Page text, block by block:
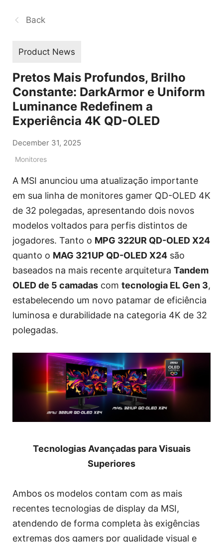
Back
Product News
Pretos Mais Profundos, Brilho
Constante: DarkArmor e Uniform
Luminance Redefinem a
Experiência 4K QD-OLED
December 31, 2025
Monitores
A MSI anunciou uma atualização importante
em sua linha de monitores gamer QD-OLED 4K
de 32 polegadas, apresentando dois novos
modelos voltados para perfis distintos de
jogadores. Tanto o MPG 322UR QD-OLED X24
quanto o MAG 321UP QD-OLED X24 são
baseados na mais recente arquitetura Tandem
OLED de 5 camadas com tecnologia EL Gen 3,
estabelecendo um novo patamar de eficiência
luminosa e durabilidade na categoria 4K de 32
polegadas.
Tecnologias Avançadas para Visuais
Superiores
Ambos os modelos contam com as mais
recentes tecnologias de display da MSI,
atendendo de forma completa às exigências
extremas dos gamers por qualidade visual e